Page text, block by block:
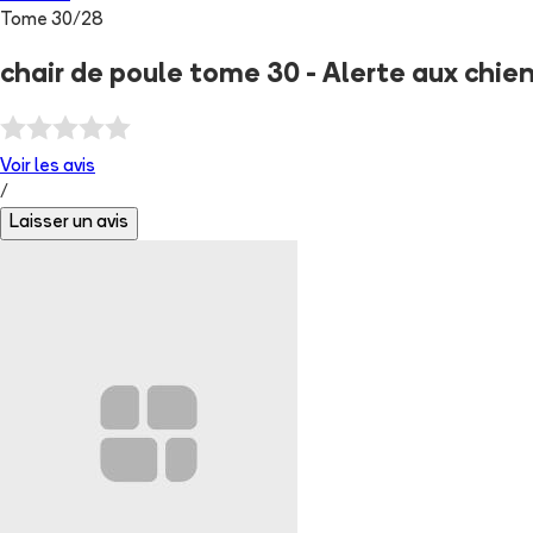
Tome 30/28
chair de poule tome 30 - Alerte aux
Voir les avis
/
Laisser un avis